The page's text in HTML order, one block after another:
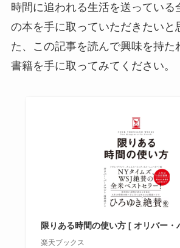
時間に追われる生活を送っている
の本を手に取っていただきたいと
た、この記事を読んで興味を持た
書籍を手に取ってみてください。
限りある時間の使い方 [ オリバー・
楽天ブックス